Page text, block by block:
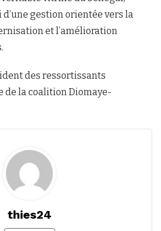
gestion orientée vers la
et l’amélioration
des ressortissants
de la coalition Diomaye-
thies24